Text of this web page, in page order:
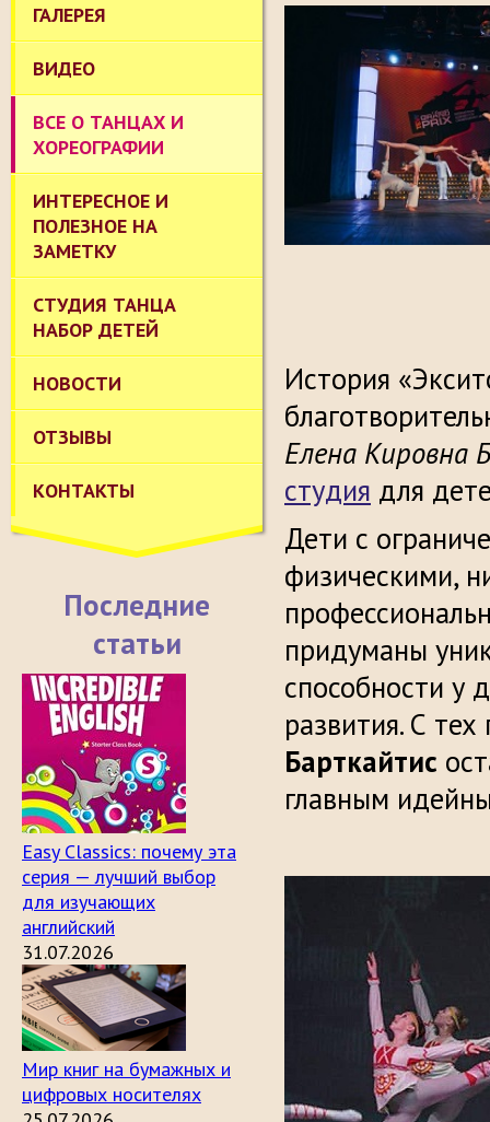
ГАЛЕРЕЯ
ВИДЕО
ВСЕ О ТАНЦАХ И
ХОРЕОГРАФИИ
ИНТЕРЕСНОЕ И
ПОЛЕЗНОЕ НА
ЗАМЕТКУ
СТУДИЯ ТАНЦА
НАБОР ДЕТЕЙ
НОВОСТИ
ОТЗЫВЫ
КОНТАКТЫ
Последние
статьи
Easy Classics: почему эта
серия — лучший выбор
для изучающих
английский
31.07.2026
Мир книг на бумажных и
цифровых носителях
История
Елена Кировна
студия для
Дети с
физическими,
придуманы
способности у
развития. С
Барткайтис
главным